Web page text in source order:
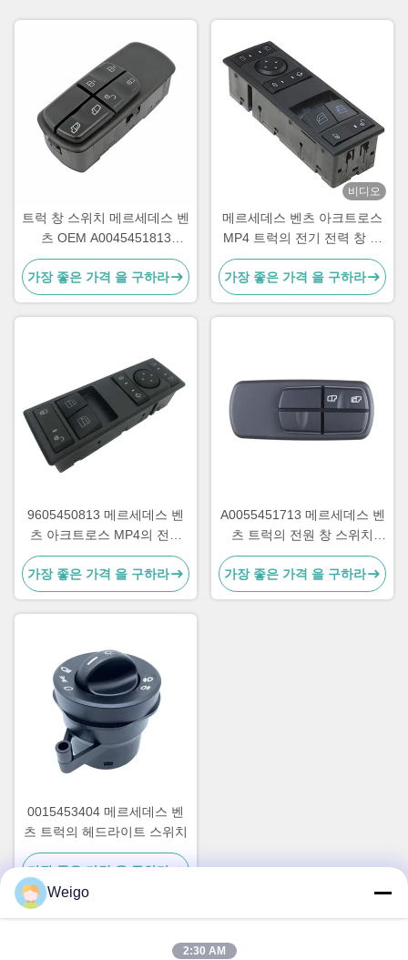
트럭 창 스위치 메르세데스 벤
츠 OEM A0045451813
A0055451313 A0045401805
가장 좋은 가격 을 구하라
비디오
메르세데스 벤츠 아크트로스
MP4 트럭의 전기 전력 창 스
위치 OEM A9605451013
가장 좋은 가격 을 구하라
9605450813 메르세데스 벤
츠 아크트로스 MP4의 전기
전원 스위치 OEM
A9605450813
가장 좋은 가격 을 구하라
A0055451713 메르세데스 벤
츠 트럭의 전원 창 스위치
OEM A0035450113
A0025450113
가장 좋은 가격 을 구하라
0015453404 메르세데스 벤
츠 트럭의 헤드라이트 스위치
가장 좋은 가격 을 구하라
Weigo
2:30 AM